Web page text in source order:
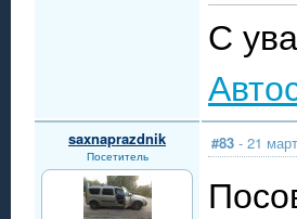
С
saxnaprazdnik
Посетитель
#83 - 21